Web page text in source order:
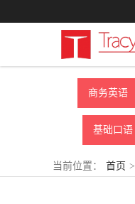
商务英语
基础口语
当前位置： 首页 >